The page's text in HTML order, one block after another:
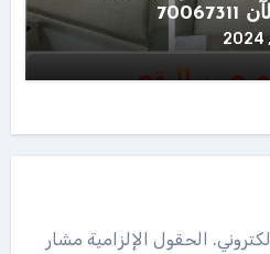
الحقول الإلزامية مشار